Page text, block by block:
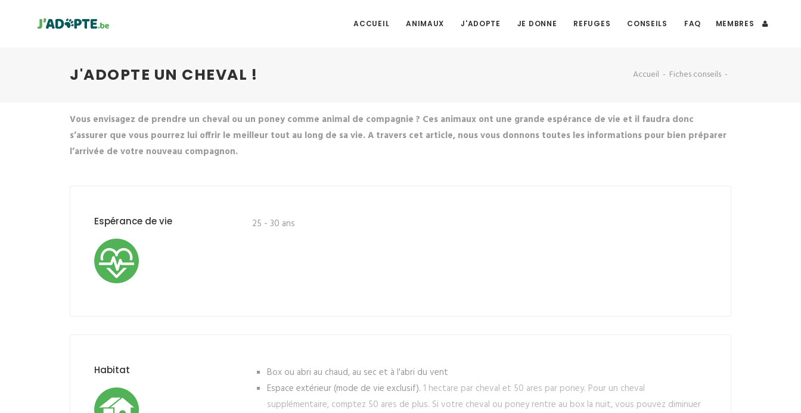
ACCUEIL ANIMAUX J'ADOPTE JE DONNE REFUGES CONSEILS FAQ MEMBRES
J'ADOPTE UN CHEVAL ! Accueil Fiches conseils
Vous envisagez de prendre un cheval ou un poney comme animal de compagnie ? Ces animaux ont une grande espérance de vie et il faudra donc
s’assurer que vous pourrez lui offrir le meilleur tout au long de sa vie. A travers cet article, nous vous donnons toutes les informations pour bien préparer
l’arrivée de votre nouveau compagnon.
Espérance de vie 25 - 30 ans
Habitat
Box ou abri au chaud, au sec et à l'abri du vent
Espace extérieur (mode de vie exclusif). 1 hectare par cheval et 50 ares par poney. Pour un cheval
supplémentaire, comptez 50 ares de plus. Si votre cheval ou poney rentre au box la nuit, vous pouvez diminuer